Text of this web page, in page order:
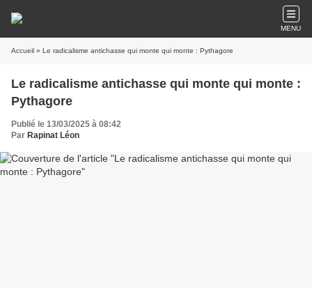
MENU
Accueil » Le radicalisme antichasse qui monte qui monte : Pythagore
Le radicalisme antichasse qui monte qui monte :
Pythagore
Publié le 13/03/2025 à 08:42
Par Rapinat Léon